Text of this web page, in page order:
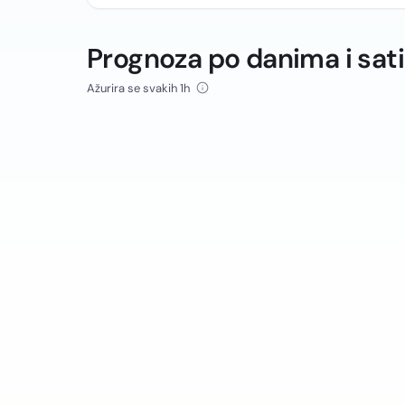
Prognoza po danima i
Ažurira se svakih 1h